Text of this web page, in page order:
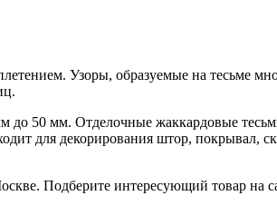
Узоры, образуемые на тесьме
50 мм. Отделочные жаккардовые
для декорирования штор, покрывал,
Подберите интересующий товар на